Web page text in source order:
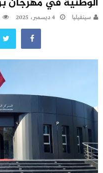
سينفيليا 4 ديسمبر، 2025